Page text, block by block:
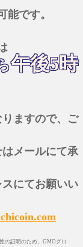
能です。
午後5時
ますので、ご
メールにて承
にてお願いい
の証明のため、GMOグロ